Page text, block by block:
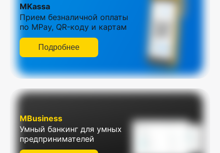
MKassa
Прием безналичной оплаты
по MPay, QR-коду и картам
Подробнее
MBusiness
Умный банкинг для умных
предпринимателей